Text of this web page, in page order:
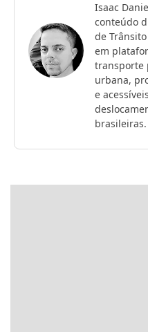
Isaac
conteúdo
de
em
transporte
urbana,
e
brasileiras.